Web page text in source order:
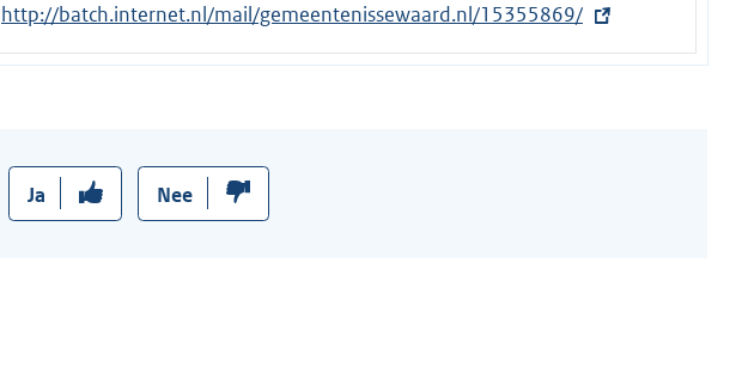
i
n
E
x
n
http://batch.internet.nl/mail/gemeentenissewaard.nl/15355869/
Ja Nee